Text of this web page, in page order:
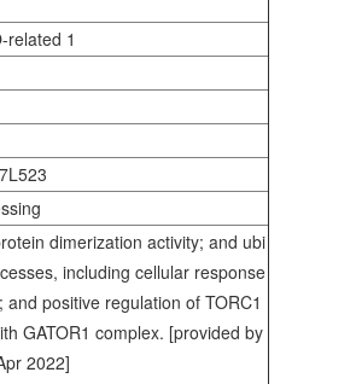
related 1
dimerization activity; and ubi
including cellular response
positive regulation of TORC1
GATOR1 complex. [provided by
2022]